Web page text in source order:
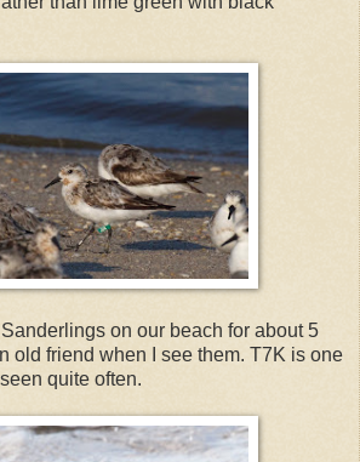
on our beach for about 5
old friend when I see them. T7K is one
quite often.